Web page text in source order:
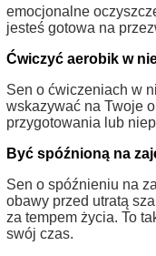
emocjonalne
jesteś gotowa na
Ćwiczyć aerobik w
Sen o ćwiczeniach w
wskazywać na Twoje
przygotowania lub
Być spóźnioną na
Sen o spóźnieniu na
obawy przed utratą
za tempem życia. To
swój czas.